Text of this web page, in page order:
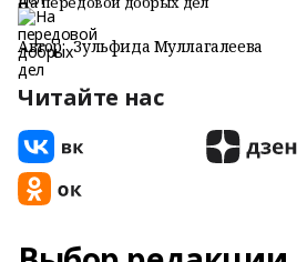
Автор: Зульфида Муллагалеева
Читайте нас